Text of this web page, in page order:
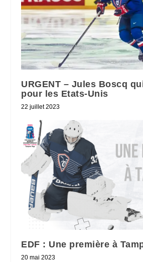
URGENT – Jules Boscq
pour les Etats-Unis
22 juillet 2023
EDF : Une première à
20 mai 2023